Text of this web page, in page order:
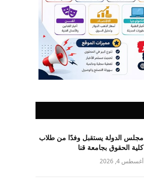
مجلس الدولة يستقبل وفدًا من طلاب
كلية الحقوق بجامعة قنا
أغسطس 4, 2026